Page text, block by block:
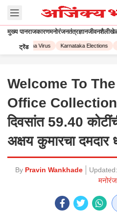
मुख्य पानराजकारणमनोरंजनतंत्रज्ञानजीवनशैली
ट्रेंड
Corona Virus Karnataka Elections
Welcome To
Office
दिवसांत 59.40
अक्षय कुमारचा दमदार
By Pravin Wankhade Updated: